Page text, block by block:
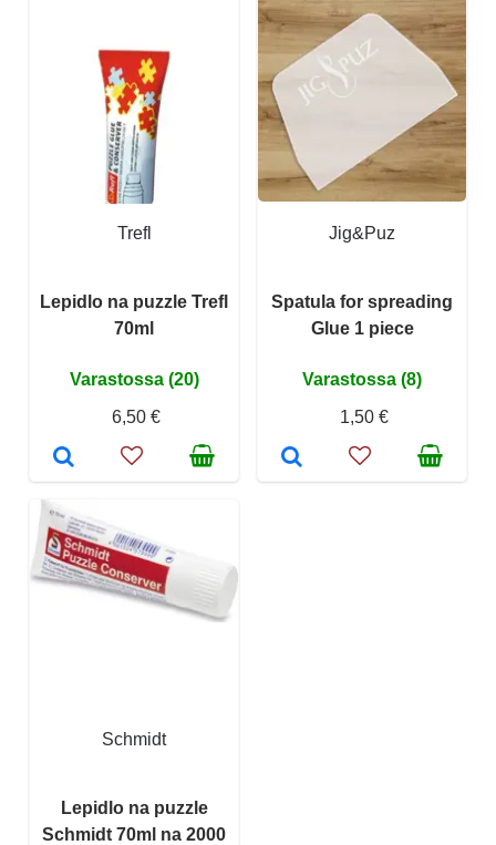
Trefl
Lepidlo na puzzle Trefl
70ml
Varastossa (20)
6,50 €
Jig&Puz
Spatula for spreading
Glue 1 piece
Varastossa (8)
1,50 €
Schmidt
Lepidlo na puzzle
Schmidt 70ml na 2000